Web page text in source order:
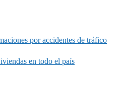
por accidentes de tráfico
en todo el país